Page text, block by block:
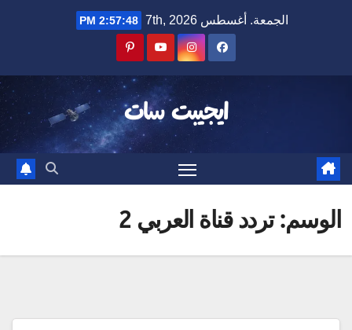
الجمعة. أغسطس 7th, 2026 2:57:48 PM
ايجيبت سات
الوسم:تردد قناة العربي 2